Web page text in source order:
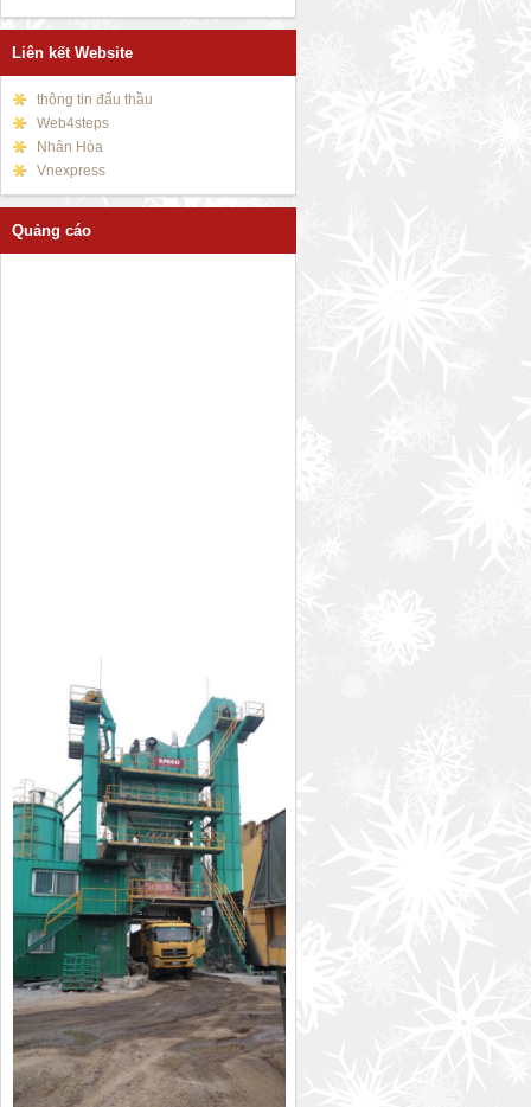
Liên kết Website
thông tin đấu thầu
Web4steps
Nhân Hòa
Vnexpress
Quảng cáo